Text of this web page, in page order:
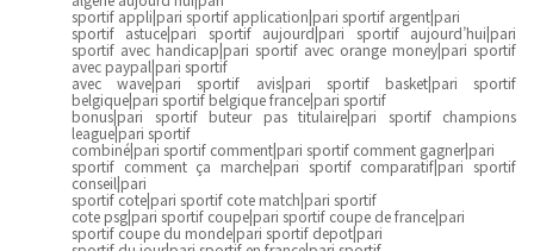
sportif appli|pari sportif application|pari sportif argent|pari
sportif astuce|pari sportif aujourd|pari sportif aujourd’hui|pari
sportif avec handicap|pari sportif avec orange money|pari sportif
avec paypal|pari sportif
avec wave|pari sportif avis|pari sportif basket|pari sportif
belgique|pari sportif belgique france|pari sportif
bonus|pari sportif buteur pas titulaire|pari sportif champions
league|pari sportif
combiné|pari sportif comment|pari sportif comment gagner|pari
sportif comment ça marche|pari sportif comparatif|pari sportif
conseil|pari
sportif cote|pari sportif cote match|pari sportif
cote psg|pari sportif coupe|pari sportif coupe de france|pari
sportif coupe du monde|pari sportif depot|pari